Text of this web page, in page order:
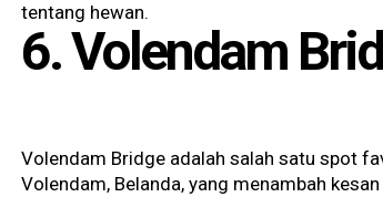
tentang hewan.
6. Volendam
Volendam Bridge adalah salah satu spot
Volendam, Belanda, yang menambah